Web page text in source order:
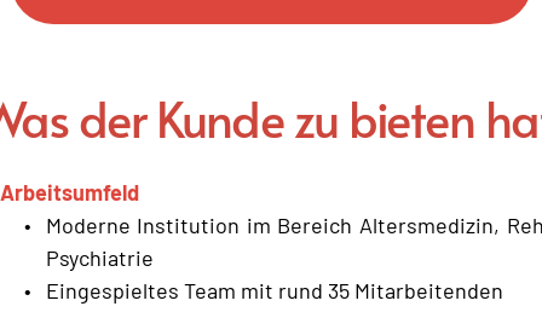
der Kunde zu bieten
Arbeitsumfeld﻿
Moderne Institution im Bereich Altersmedizin,
Psychiatrie
Eingespieltes Team mit rund 35 Mitarbeitenden